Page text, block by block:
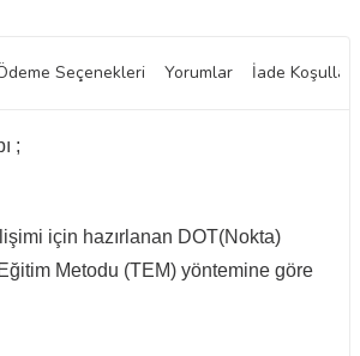
Seçenekleri Yorumlar İade Koşulları
;
için hazırlanan DOT(Nokta)
Metodu (TEM) yöntemine göre